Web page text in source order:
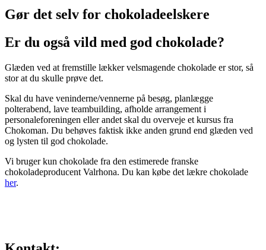
Gør det selv for chokoladeelskere
Er du også vild med god chokolade?
Glæden ved at fremstille lækker velsmagende chokolade er stor, så
stor at du skulle prøve det.
Skal du have veninderne/vennerne på besøg, planlægge
polterabend, lave teambuilding, afholde arrangement i
personaleforeningen eller andet skal du overveje et kursus fra
Chokoman. Du behøves faktisk ikke anden grund end glæden ved
og lysten til god chokolade.
Vi bruger kun chokolade fra den estimerede franske
chokoladeproducent Valrhona. Du kan købe det lækre chokolade
her.